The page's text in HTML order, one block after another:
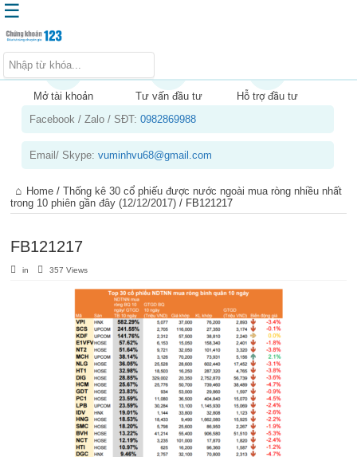
Trang chủ
Kiến thức chứng khoán
Kinh nghiệm đầu tư
Sản phẩm – dịch vụ
Chứng khoán phái sinh
☰
Mở tài khoản Tư vấn đầu tư
Hỗ trợ đầu tư
Facebook / Zalo / SĐT:0982869988
Email/ Skype:vuminhvu68@gmail.com
Home /Thống kê 30 cổ phiếu được nước ngoài mua ròng nhiều nhất
trong 10 phiên gần đây (12/12/2017) / FB121217
FB121217
in 357 Views